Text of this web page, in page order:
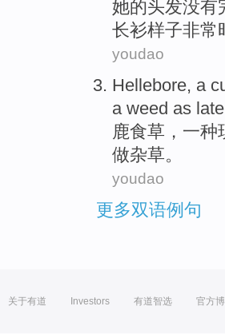
她的头发没有
长衫样子非常
youdao
Hellebore, a
a weed as
鹿食草 ， 一种
做杂草。
youdao
更多双语例句
关于有道 Investors 有道智选 官方